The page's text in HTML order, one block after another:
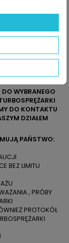
WYBRANEGO
DO KONTAKTU
DZIAŁEM
PAŃSTWO:
BEZ LIMITU
, PRÓBY
PROTOKÓŁ